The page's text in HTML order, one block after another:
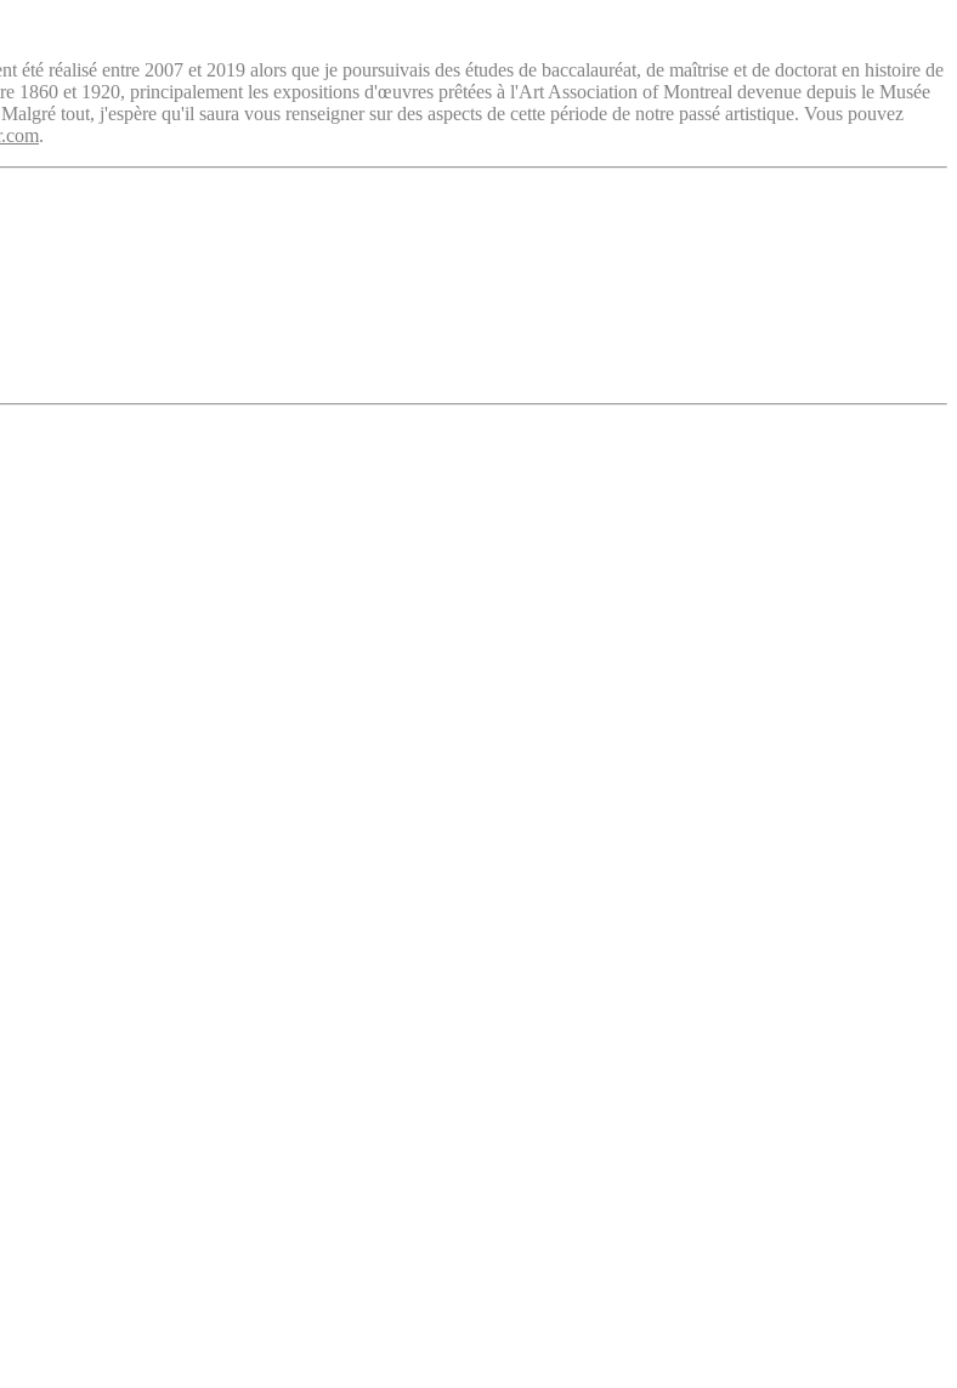
réalisé entre 2007 et 2019 alors que je poursuivais des études de baccalauréat, de maîtrise et de doctorat en histoire de
1860 et 1920, principalement les expositions d'œuvres prêtées à l'Art Association of Montreal devenue depuis le Musée
tout, j'espère qu'il saura vous renseigner sur des aspects de cette période de notre passé artistique. Vous pouvez
.